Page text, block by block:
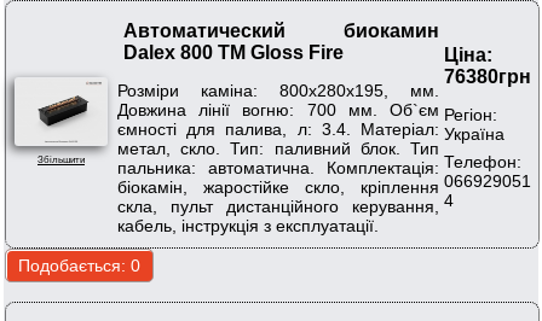
Збільшити
Автоматический биокамин
Dalex 800 ТМ Gloss Fire
Розміри каміна: 800х280х195, мм.
Довжина лінії вогню: 700 мм. Об`єм
ємності для палива, л: 3.4. Матеріал:
метал, скло. Тип: паливний блок. Тип
пальника: автоматична. Комплектація:
біокамін, жаростійке скло, кріплення
скла, пульт дистанційного керування,
кабель, інструкція з експлуатації.
Ціна:
76380грн
Регіон:
Україна
Телефон:
066929051
4